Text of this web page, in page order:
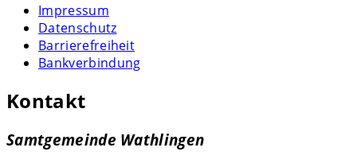
Impressum
Datenschutz
Barrierefreiheit
Bankverbindung
Kontakt
Samtgemeinde Wathlingen